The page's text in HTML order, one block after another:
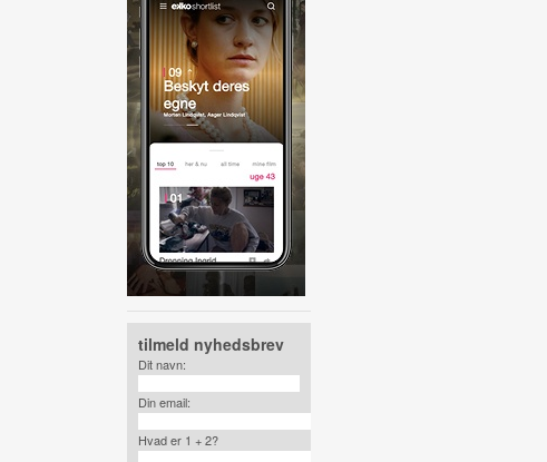
tilmeld nyhedsbrev
Dit navn:
Din email:
Hvad er 1 + 2?